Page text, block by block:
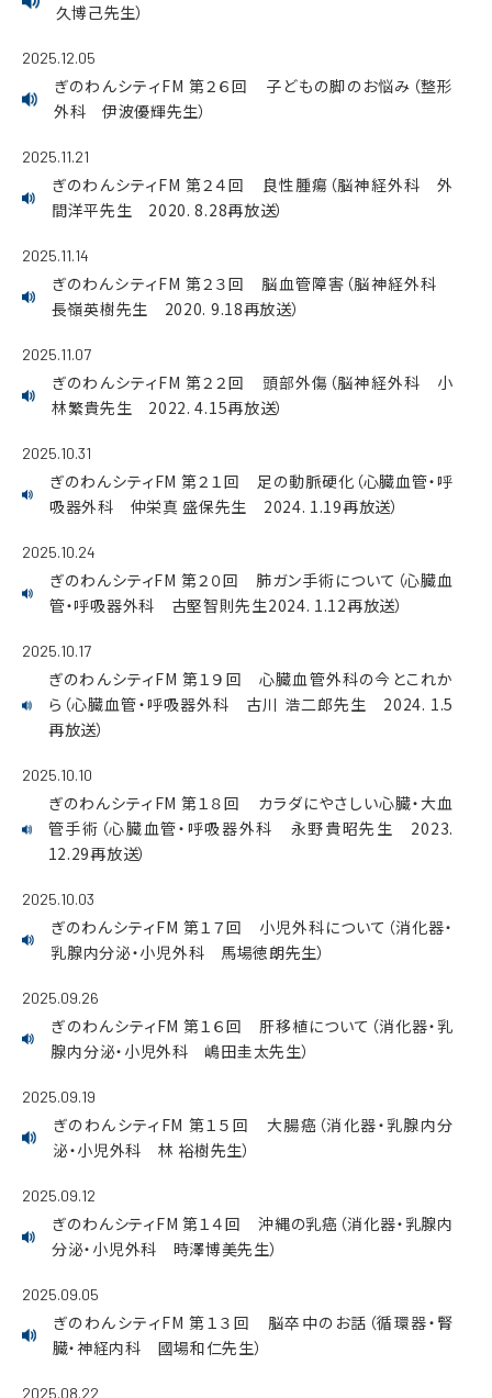
久博己先生）
2025.12.05
ぎのわんシティFM 第２６回 子どもの脚のお悩み（整形
外科 伊波優輝先生）
2025.11.21
ぎのわんシティFM 第２４回 良性腫瘍（脳神経外科 外
間洋平先生 2020. 8.28再放送）
2025.11.14
ぎのわんシティFM 第２３回 脳血管障害（脳神経外科
長嶺英樹先生 2020. 9.18再放送）
2025.11.07
ぎのわんシティFM 第２２回 頭部外傷（脳神経外科 小
林繁貴先生 2022. 4.15再放送）
2025.10.31
ぎのわんシティFM 第２１回 足の動脈硬化（心臓血管・呼
吸器外科 仲栄真 盛保先生 2024. 1.19再放送）
2025.10.24
ぎのわんシティFM 第２０回 肺ガン手術について（心臓血
管・呼吸器外科 古堅智則先生2024. 1.12再放送）
2025.10.17
ぎのわんシティFM 第１９回 心臓血管外科の今とこれか
ら（心臓血管・呼吸器外科 古川 浩二郎先生 2024. 1.5
再放送）
2025.10.10
ぎのわんシティFM 第１８回 カラダにやさしい心臓・大血
管手術（心臓血管・呼吸器外科 永野貴昭先生 2023.
12.29再放送）
2025.10.03
ぎのわんシティFM 第１７回 小児外科について（消化器・
乳腺内分泌・小児外科 馬場徳朗先生）
2025.09.26
ぎのわんシティFM 第１６回 肝移植について（消化器・乳
腺内分泌・小児外科 嶋田圭太先生）
2025.09.19
ぎのわんシティFM 第１５回 大腸癌（消化器・乳腺内分
泌・小児外科 林 裕樹先生）
2025.09.12
ぎのわんシティFM 第１４回 沖縄の乳癌（消化器・乳腺内
分泌・小児外科 時澤博美先生）
2025.09.05
ぎのわんシティFM 第１３回 脳卒中のお話（循環器・腎
臓・神経内科 國場和仁先生）
2025.08.22